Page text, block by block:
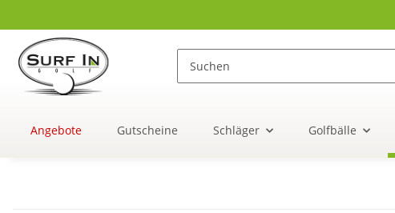
Angebote Gutscheine Schläger Golfbälle